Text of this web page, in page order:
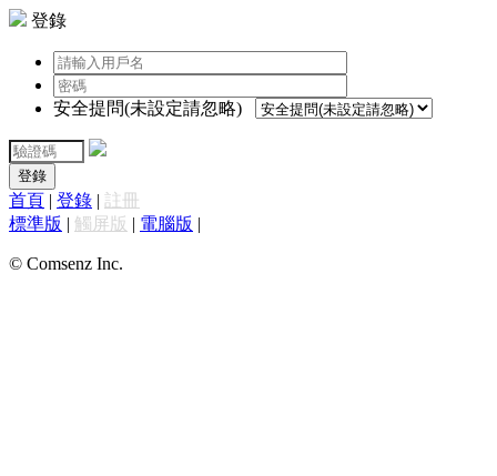
登錄
安全提問(未設定請忽略)
登錄
首頁 | 登錄 | 註冊
標準版 | 觸屏版 | 電腦版 |
© Comsenz Inc.